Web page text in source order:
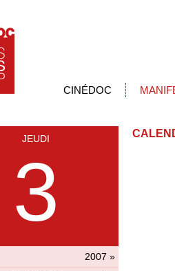
CINÉDOC
JEUDI
3
2007 »